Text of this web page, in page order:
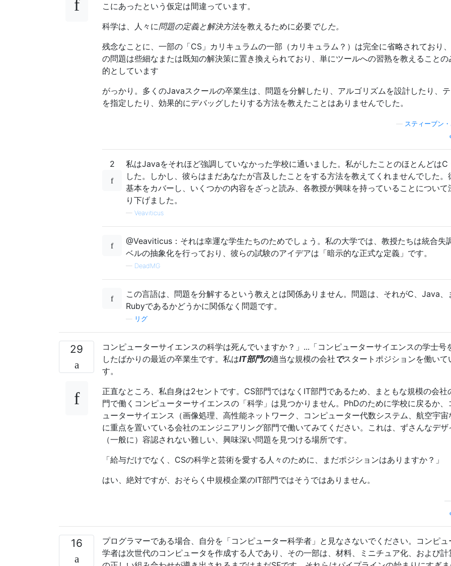
こにあったという仮定は間違っています。
科学は、人々に問題の定義と解決方法を教えるために必要でした。
残念なことに、一部の「CS」カリキュラムの一部（カリキュラム？）は完全に省略されており
の問題は些細なまたは既知の解決策に置き換えられており、単にツールへの習熟を教えることの
的としています
がっかり。多くのJavaスクールの卒業生は、問題を分解したり、アルゴリズムを設計したり、テ
を指定したり、効果的にデバッグしたりする方法を教えたことはありませんでした。
スティーブン
2
私はJavaをそれほど強調していなかった学校に通いました。私がしたことのほとんどは
した。しかし、彼らはまだあなたが言及したことをする方法を教えてくれませんでした。
基本をカバーし、いくつかの内容をざっと読み、各教授が興味を持っていることについて
り下げました。
— Veaviticus
@Veaviticus：それは幸運な学生たちのためでしょう。私の大学では、教授たちは統合失
ベルの抽象化を行っており、彼らの試験のアイデアは「暗示的な正式な定義」です。
— DeadMG
この言語は、問題を分解するという教えとは関係ありません。問題は、それがC、Java、
Rubyであるかどうかに関係なく問題です。
リグ
29
コンピューターサイエンスの科学は死んでいますか？」...「コンピューターサイエンスの学士号
したばかりの最近の卒業生です。私はIT部門の適当な規模の会社 でスタートポジションを働いて
す。
正直なところ、私自身は2セントです。CS部門ではなくIT部門であるため、まともな規模の会社
門で働くコンピューターサイエンスの「科学」は見つかりません。PhDのために学校に戻るか、
ューターサイエンス（画像処理、高性能ネットワーク、コンピューター代数システム、航空宇宙
に重点を置いている会社のエンジニアリング部門で働いてみてください。これは、ずさんなデザ
（一般に）容認されない難しい、興味深い問題を見つける場所です。
「給与だけでなく、CSの科学と芸術を愛する人々のために、まだポジションはありますか？」
はい、絶対ですが、おそらく中規模企業のIT部門ではそうではありません。
16
プログラマーである場合、自分を「コンピューター科学者」と見なさないでください。コンピュ
学者は次世代のコンピュータを作成する人であり、その一部は、材料、ミニチュア化、および計